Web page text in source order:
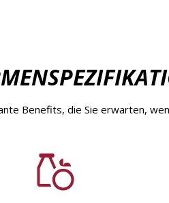
Benefits, die Sie erwarten,